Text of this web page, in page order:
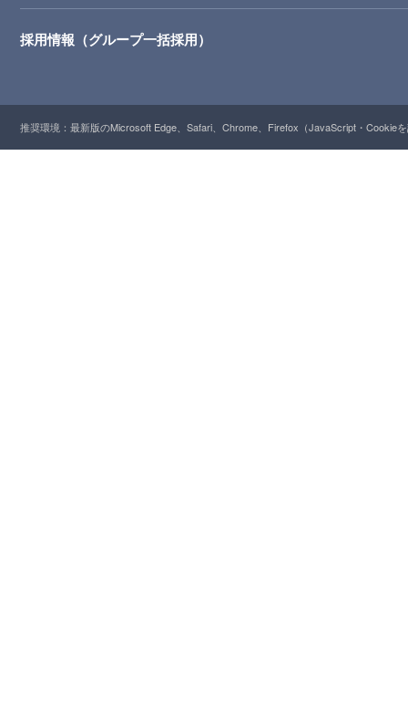
採用情報（グループ一括採用）
推奨環境：最新版のMicrosoft Edge、Safari、Chrome、Firefox（JavaScript・Cookie